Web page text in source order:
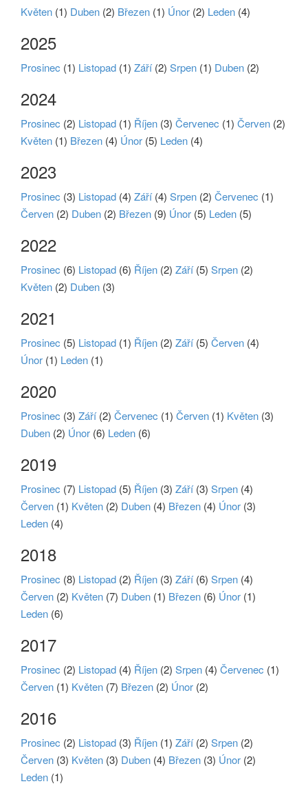
Květen (1) Duben (2) Březen (1) Únor (2) Leden (4)
2025
Prosinec (1) Listopad (1) Září(2) Srpen (1) Duben (2)
2024
Prosinec (2) Listopad (1) Říjen (3) Červenec (1) Červen (2)
Květen (1) Březen (4) Únor (5) Leden (4)
2023
Prosinec (3) Listopad (4) Září(4) Srpen (2) Červenec (1)
Červen (2) Duben (2) Březen (9) Únor (5) Leden (5)
2022
Prosinec (6) Listopad (6) Říjen (2) Září(5) Srpen (2)
Květen (2) Duben (3)
2021
Prosinec (5) Listopad (1) Říjen (2) Září(5) Červen (4)
Únor (1) Leden (1)
2020
Prosinec (3) Září(2) Červenec (1) Červen (1) Květen (3)
Duben (2) Únor (6) Leden (6)
2019
Prosinec (7) Listopad (5) Říjen (3) Září(3) Srpen (4)
Červen (1) Květen (2) Duben (4) Březen (4) Únor (3)
Leden (4)
2018
Prosinec (8) Listopad (2) Říjen (3) Září(6) Srpen (4)
Červen (2) Květen (7) Duben (1) Březen (6) Únor (1)
Leden (6)
2017
Prosinec (2) Listopad (4) Říjen (2) Srpen (4) Červenec (1)
Červen (1) Květen (7) Březen (2) Únor (2)
2016
Prosinec (2) Listopad (3) Říjen (1) Září(2) Srpen (2)
Červen (3) Květen (3) Duben (4) Březen (3) Únor (2)
Leden (1)